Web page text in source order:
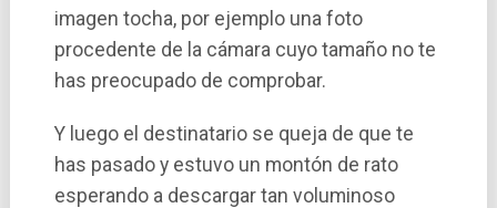
imagen tocha, por ejemplo una foto
procedente de la cámara cuyo tamaño no te
has preocupado de comprobar.
Y luego el destinatario se queja de que te
has pasado y estuvo un montón de rato
esperando a descargar tan voluminoso